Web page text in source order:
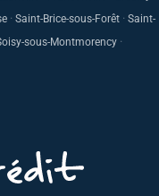
· Saint-Brice-sous-Forêt · Saint-
sous-Montmorency ·